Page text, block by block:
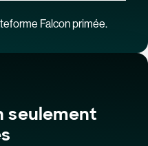
Falcon primée.
seulement